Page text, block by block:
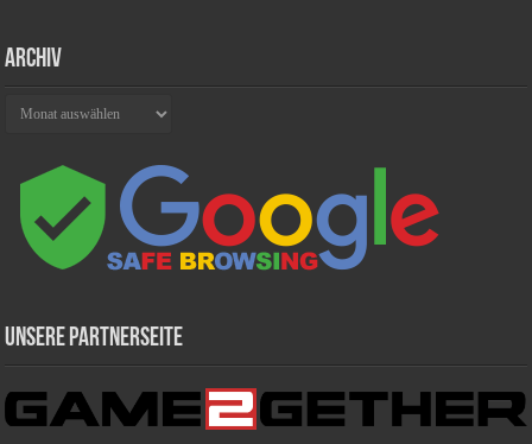
Archiv
Unsere Partnerseite